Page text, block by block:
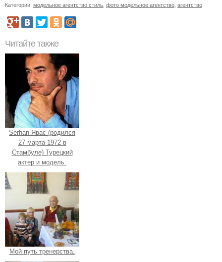
Категории: модельное агентство стиль фото модельное агентство агентство
Читайте также
Serhan Явас (родился
27 марта 1972 в
Стамбуле) Турецкий
актер и модель.
Мой путь тренерства.